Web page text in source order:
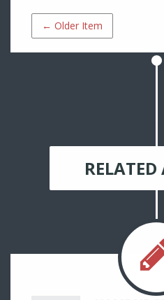
← Older Item
RELATED